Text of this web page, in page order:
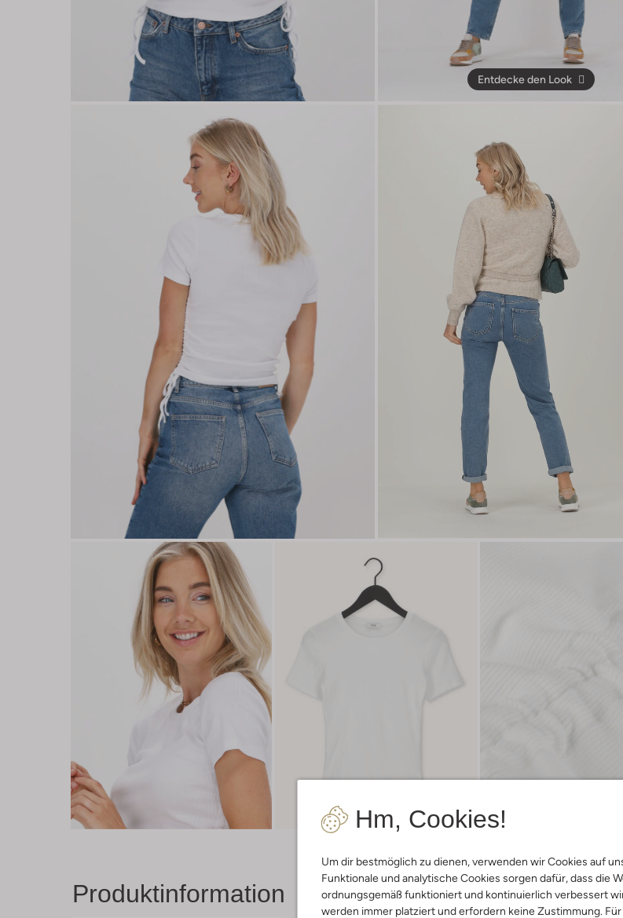
Hm, Cookies!
Um dir bestmöglich zu dienen, verwenden wir Cookies auf
Funktionale und analytische Cookies sorgen dafür, dass die
ordnungsgemäß funktioniert und kontinuierlich verbessert
werden immer platziert und erfordern keine Zustimmung.
Entdecke den Look
Produktinformation Lieferung & Rückgabe